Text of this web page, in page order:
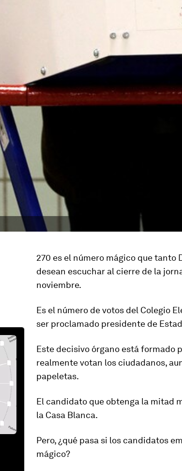
270 es el número mágico que tanto
desean escuchar al cierre de la
noviembre.
Es el número de votos del Colegio
ser proclamado presidente de
Este decisivo órgano está formado
realmente votan los ciudadanos,
papeletas.
El candidato que obtenga la mitad
la Casa Blanca.
Pero, ¿qué pasa si los candidatos
mágico?